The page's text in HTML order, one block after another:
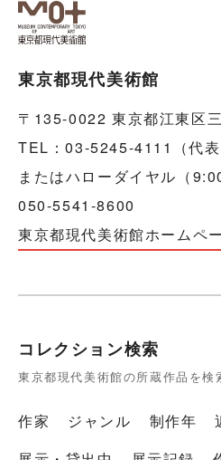
東京都現代美術館
〒135-0022 東京都江東区
TEL：03-5245-4111（代表
またはハローダイヤル（
050-5541-8600
東京都現代美術館ホームペ
コレクション検索
東京都現代美術館の所蔵作品を検
作家 ジャンル 制作年